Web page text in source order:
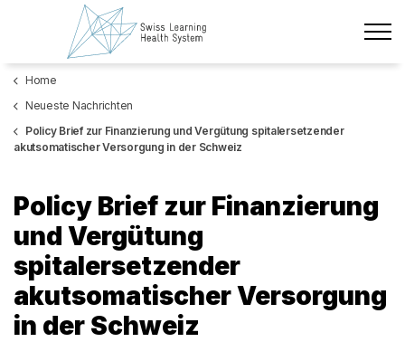
Zum Hauptinhalt wechseln
Neueste Nachrichten
Das Projekt
Kurse
Über uns
Datenschutz
Home
Neueste Nachrichten
Policy Brief zur Finanzierung und Vergütung spitalersetzender
akutsomatischer Versorgung in der Schweiz
Policy Brief zur Finanzierung
und Vergütung
spitalersetzender
akutsomatischer Versorgung
in der Schweiz